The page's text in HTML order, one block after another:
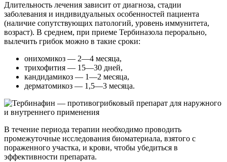
Длительность лечения зависит от диагноза, стадии
заболевания и индивидуальных особенностей пациента
(наличие сопутствующих патологий, уровень иммунитета,
возраст). В среднем, при приеме Тербиназола перорально,
вылечить грибок можно в такие сроки:
онихомикоз — 2—4 месяца,
трихофития — 15—30 дней,
кандидамикоз — 1—2 месяца,
дерматомикоз — 1,5—3 месяца.
В течение периода терапии необходимо проводить
промежуточные исследования биоматериала, взятого с
пораженного участка, и крови, чтобы убедиться в
эффективности препарата.